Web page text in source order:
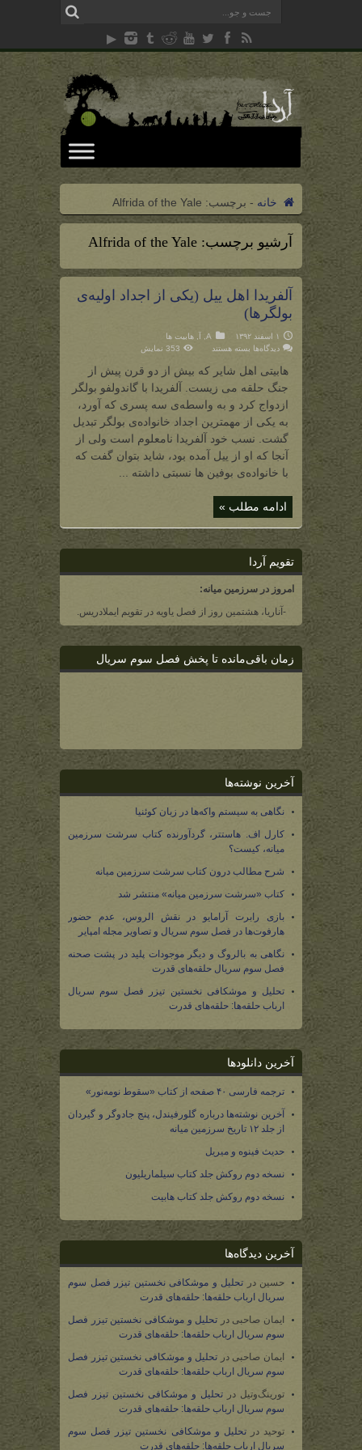
خانه - برچسب: Alfrida of the Yale
آرشیو برچسب: Alfrida of the Yale
آلفریدا اهل ییل (یکی از اجداد اولیه‌ی
بولگرها)
۱ اسفند ۱۳۹۲ A آ
هابیت ها
دیدگاه‌ها برای
اهل
ییل
از
اجداد
اولیه‌ی
بسته هستند 353 نمایش
هابیتی اهل شایر که بیش از دو قرن پیش از
جنگ حلقه می زیست. آلفریدا با گاندولفو بولگر
ازدواج کرد و به واسطه‌ی سه پسری که آورد،
به یکی از مهمترین اجداد خانواده‌ی بولگر تبدیل
گشت. نسب خود آلفریدا نامعلوم است ولی از
آنجا که او از ییل آمده بود، شاید بتوان گفت که
با خانواده‌ی بوفین ها نسبتی داشته ...
ادامه مطلب »
تقویم آردا
امروز در سرزمین میانه:
-آناریا، هشتمین روز از فصل یاویه در تقویم ایملادریس.
زمان باقی‌مانده تا پخش فصل سوم سریال
آخرین نوشته‌ها
نگاهی به سیستم واکه‌ها در زبان کوئنیا
کارل اف. هاستتر، گردآورنده کتاب سرشت سرزمین
میانه، کیست؟
شرح مطالب درون کتاب سرشت سرزمین میانه
کتاب «سرشت سرزمین میانه» منتشر شد
بازی رابرت آرامایو در نقش الروس، عدم حضور
هارفوت‌ها در فصل سوم سریال و تصاویر مجله امپایر
نگاهی به بالروگ و دیگر موجودات پلید در پشت صحنه
فصل سوم سریال حلقه‌های قدرت
تحلیل و موشکافی نخستین تیزر فصل سوم سریال
ارباب حلقه‌ها: حلقه‌های قدرت
آخرین دانلودها
ترجمه فارسی ۴۰ صفحه از کتاب «سقوط نومه‌نور»
آخرین نوشته‌ها درباره گلورفیندل، پنج جادوگر و گیردان
از جلد ۱۲ تاریخ سرزمین میانه
حدیث فینوه و میریل
نسخه دوم روکش جلد کتاب سیلماریلیون
نسخه دوم روکش جلد کتاب هابیت
آخرین دیدگاه‌ها
حسین در تحلیل و موشکافی نخستین تیزر فصل سوم
سریال ارباب حلقه‌ها: حلقه‌های قدرت
ایمان صاحبی در تحلیل و موشکافی نخستین تیزر فصل
سوم سریال ارباب حلقه‌ها: حلقه‌های قدرت
ایمان صاحبی در تحلیل و موشکافی نخستین تیزر فصل
سوم سریال ارباب حلقه‌ها: حلقه‌های قدرت
تورینگ‌وتیل در تحلیل و موشکافی نخستین تیزر فصل
سوم سریال ارباب حلقه‌ها: حلقه‌های قدرت
توحید درتحلیل و موشکافی نخستین تیزر فصل سوم
سریال ارباب حلقه‌ها: حلقه‌های قدرت